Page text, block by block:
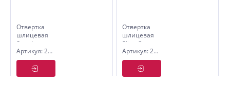
Отвертка
шлицевая
Standart,
CS, SL
3х100 мм.
Артикул: 2560310
Отвертка
шлицевая
Elite, Cr-
V,SL 4×200
мм
Артикул: 2565420